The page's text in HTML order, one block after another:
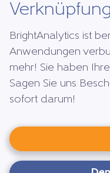
BrightAnalytics ist
Anwendungen
mehr! Sie haben
Sagen Sie uns
sofort darum!